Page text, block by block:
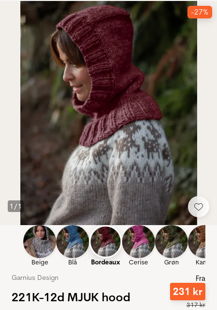
1 /1
-27%
Beige Blå Bordeaux Cerise Grøn Kamel
Garnius Design
221K-12d MJUK hood
Fra
231 kr
317kr